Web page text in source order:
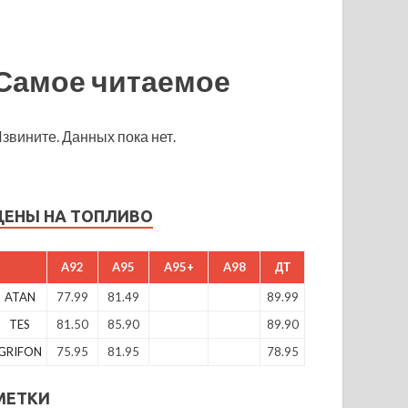
читаемое
Данных пока нет.
НА ТОПЛИВО
A92 A95 A95+ A98 ДТ
ATAN 77.99 81.49
89.99
TES
81.50 85.90
89.90
75.95 81.95 78.95